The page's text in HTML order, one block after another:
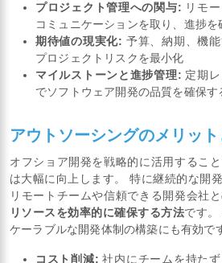
プロジェクト管理への関与: リモ
コミュニケーションを取り、進捗を
期待値の現実化: 予算、納期、機
プロジェクトリスクを最小化
マイルストーンと進捗管理: 定期
でソフトウェア開発の品質を確保す
アウトソーシングのメリッ
オフショア開発を戦略的に活用するこ
は大幅に向上します。 特に継続的な開
リモートチームや信頼できる開発会社と
リソースを効率的に確保する方法です
ケーラブルな開発体制の構築にも有効で
コスト削減: 社内にチームを持た